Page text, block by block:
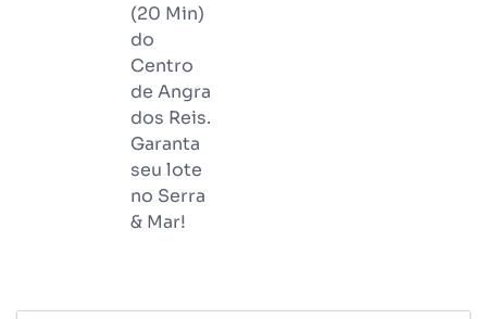
(20 Min)
do
Centro
de Angra
dos Reis.
Garanta
seu lote
no Serra
& Mar!